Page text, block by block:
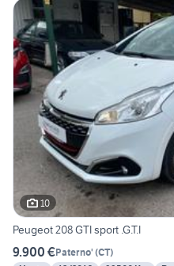
10
Peugeot 208 GTI sport .G.T.I
9.900 €Paterno' (CT)